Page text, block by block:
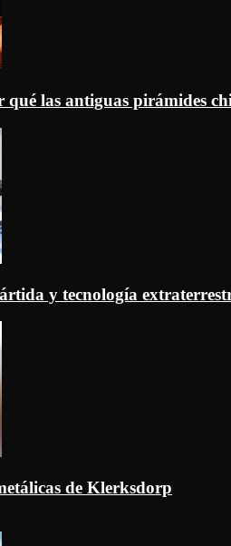
las antiguas pirámides
y tecnología
de Klerksdorp